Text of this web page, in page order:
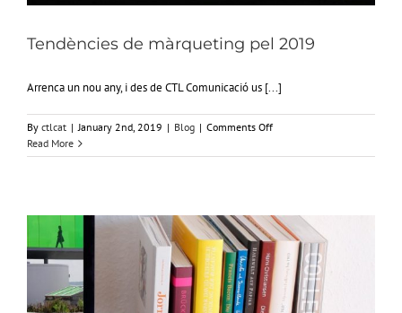
Tendències de màrqueting pel 2019
Arrenca un nou any, i des de CTL Comunicació us [...]
By ctlcat | January 2nd, 2019 | Blog | Comments Offon
de
Read More